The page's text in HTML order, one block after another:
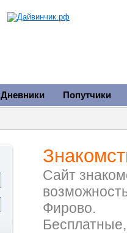
Дневники Попутчики
Сайт
Фирово.